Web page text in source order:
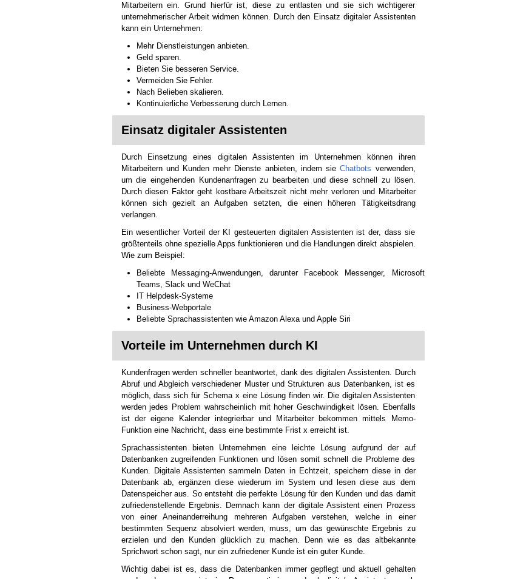
Mitarbeitern ein. Grund hierfür ist, diese zu entlasten und sie sich wichtigerer
unternehmerischer Arbeit widmen können. Durch den Einsatz digitaler Assistenten
kann ein Unternehmen:
Mehr Dienstleistungen anbieten.
Geld sparen.
Bieten Sie besseren Service.
Vermeiden Sie Fehler.
Nach Belieben skalieren.
Kontinuierliche Verbesserung durch Lernen.
Einsatz digitaler Assistenten
Durch Einsetzung eines digitalen Assistenten im Unternehmen können ihren
Mitarbeitern und Kunden mehr Dienste anbieten, indem sieChatbots verwenden,
um die eingehenden Kundenanfragen zu bearbeiten und diese schnell zu lösen.
Durch diesen Faktor geht kostbare Arbeitszeit nicht mehr verloren und Mitarbeiter
können sich gezielt an Aufgaben setzten, die einen höheren Tätigkeitsdrang
verlangen.
Ein wesentlicher Vorteil der KI gesteuerten digitalen Assistenten ist der, dass sie
größtenteils ohne spezielle Apps funktionieren und die Handlungen direkt abspielen.
Wie zum Beispiel:
Beliebte Messaging-Anwendungen, darunter Facebook Messenger, Microsoft
Teams, Slack und WeChat
IT Helpdesk-Systeme
Business-Webportale
Beliebte Sprachassistenten wie Amazon Alexa und Apple Siri
Vorteile im Unternehmen durch KI
Kundenfragen werden schneller beantwortet, dank des digitalen Assistenten. Durch
Abruf und Abgleich verschiedener Muster und Strukturen aus Datenbanken, ist es
möglich, dass sich für Schema x eine Lösung finden wir. Die digitalen Assistenten
werden jedes Problem wahrscheinlich mit hoher Geschwindigkeit lösen. Ebenfalls
ist der eigene Kalender integrierbar und Mitarbeiter bekommen mittels Memo-
Funktion eine Nachricht, dass eine bestimmte Frist x erreicht ist.
Sprachassistenten bieten Unternehmen eine leichte Lösung aufgrund der auf
Datenbanken zugreifenden Funktionen und lösen somit schnell die Probleme des
Kunden. Digitale Assistenten sammeln Daten in Echtzeit, speichern diese in der
Datenbank ab, ergänzen diese wiederum im System und lesen diese aus dem
Datenspeicher aus. So entsteht die perfekte Lösung für den Kunden und das damit
zufriedenstellende Ergebnis. Demnach kann der digitale Assistent einen Prozess
von einer Aneinanderreihung mehreren Aufgaben verstehen, welche in einer
bestimmten Sequenz absolviert werden, muss, um das gewünschte Ergebnis zu
erzielen und den Kunden glücklich zu machen. Denn wie es das altbekannte
Sprichwort schon sagt, nur ein zufriedener Kunde ist ein guter Kunde.
Wichtig dabei ist es, dass die Datenbanken immer gepflegt und aktuell gehalten